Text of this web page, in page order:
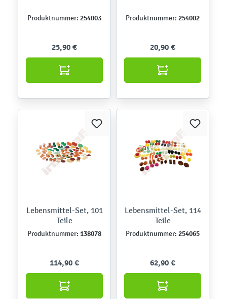
Produktnummer: 254003
25,90 €
Produktnummer: 254002
20,90 €
Lebensmittel-Set, 101
Teile
Produktnummer: 138078
114,90 €
Lebensmittel-Set, 114
Teile
Produktnummer: 254065
62,90 €